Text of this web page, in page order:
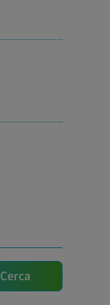
Cerca